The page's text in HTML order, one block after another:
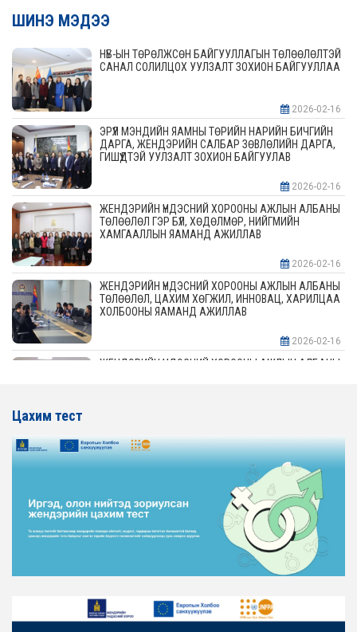
ШИНЭ МЭДЭЭ
НҮБ-ЫН ТӨРӨЛЖСӨН БАЙГУУЛЛАГЫН ТӨЛӨӨЛӨЛТЭЙ
САНАЛ СОЛИЛЦОХ УУЛЗАЛТ ЗОХИОН БАЙГУУЛЛАА
2026-02-16
ЭРҮҮЛ МЭНДИЙН ЯАМНЫ ТӨРИЙН НАРИЙН БИЧГИЙН
ДАРГА, ЖЕНДЭРИЙН САЛБАР ЗӨВЛӨЛИЙН ДАРГА,
ГИШҮҮДТЭЙ УУЛЗАЛТ ЗОХИОН БАЙГУУЛАВ
2026-02-16
ЖЕНДЭРИЙН ҮНДЭСНИЙ ХОРООНЫ АЖЛЫН АЛБАНЫ
ТӨЛӨӨЛӨЛ ГЭР БҮЛ, ХӨДӨЛМӨР, НИЙГМИЙН
ХАМГААЛЛЫН ЯАМАНД АЖИЛЛАВ
2026-02-16
ЖЕНДЭРИЙН ҮНДЭСНИЙ ХОРООНЫ АЖЛЫН АЛБАНЫ
ТӨЛӨӨЛӨЛ, ЦАХИМ ХӨГЖИЛ, ИННОВАЦ, ХАРИЛЦАА
ХОЛБООНЫ ЯАМАНД АЖИЛЛАВ
2026-02-16
ЖЕНДЭРИЙН ҮНДЭСНИЙ ХОРООНЫ АЖЛЫН АЛБАНЫ
ЖЕНДЭРИЙН ҮНДЭСНИЙ ХОРООНЫ АЖЛЫН АЛБАНЫ
ТӨЛӨӨЛӨЛ ХОТ БАЙГУУЛАЛТ, БАРИЛГА, ОРОН
СУУЦЖУУЛАЛТЫН ЯАМАНД АЖИЛЛАВ
2026-02-16
ЖЕНДЭРИЙН ЭРХ ТЭГШ БАЙДЛЫГ ХАНГАХ ҮЙЛ
АЖИЛЛАГААГ ЭРЧИМЖҮҮЛЭХ САРЫН ХУВААРЬТАЙ
2026-02-16
ТӨЛӨӨЛӨЛ ЗАМ ТЭЭВРИЙН ЯАМАНД АЖИЛЛАВ
Цахим тест